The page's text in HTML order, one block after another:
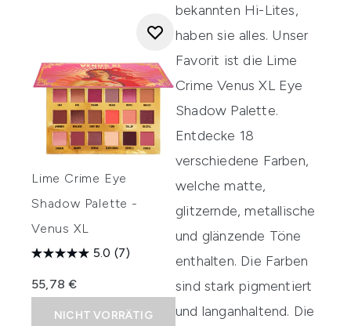
Lime Crime Eye
Shadow Palette -
Venus XL
5.0 (7)
55,78 €
NICHT VORRÄTIG
bekannten Hi-Lites,
haben sie alles. Unser
Favorit ist die Lime
Crime Venus XL Eye
Shadow Palette.
Entdecke 18
verschiedene Farben,
welche matte,
glitzernde, metallische
und glänzende Töne
enthalten. Die Farben
sind stark pigmentiert
und langanhaltend. Die